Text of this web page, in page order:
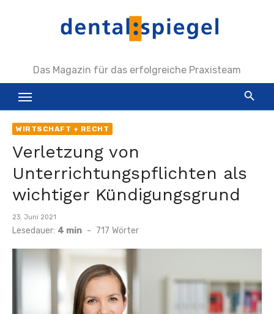
Das Magazin für das erfolgreiche Praxisteam
WIRTSCHAFT + RECHT
Verletzung von
Unterrichtungspflichten als
wichtiger Kündigungsgrund
Veröffentlicht
am
23. Juni 2021
Lesedauer: 4 min - 717 Wörter